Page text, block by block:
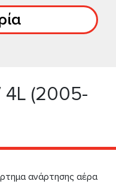
4L (2005-
ανάρτησης αέρα